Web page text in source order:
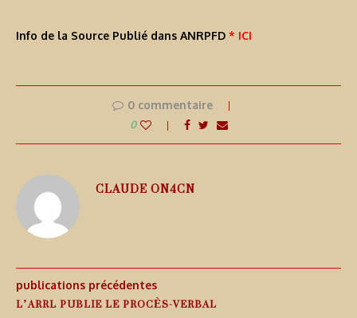
Info de la Source Publié dans ANRPFD * ICI
0 commentaire
0
CLAUDE ON4CN
publications précédentes
L’ARRL PUBLIE LE PROCÈS-VERBAL